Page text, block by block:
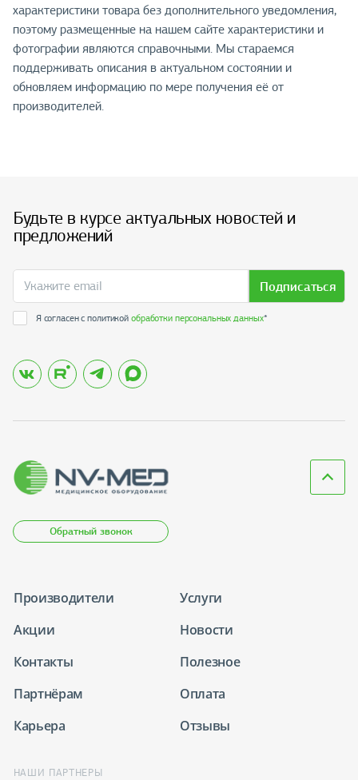
характеристики товара без дополнительного уведомления,
поэтому размещенные на нашем сайте характеристики и
фотографии являются справочными. Мы стараемся
поддерживать описания в актуальном состоянии и
обновляем информацию по мере получения её от
производителей.
Будьте в курсе актуальных новостей и
предложений
Подписаться
Я согласен с политикойобработки персональных данных*
Обратный звонок
Производители
Услуги
Акции
Новости
Контакты
Полезное
Партнёрам
Оплата
Карьера
Отзывы
НАШИ ПАРТНЕРЫ